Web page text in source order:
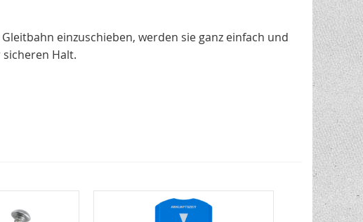
einzuschieben, werden sie ganz einfach und
Halt.